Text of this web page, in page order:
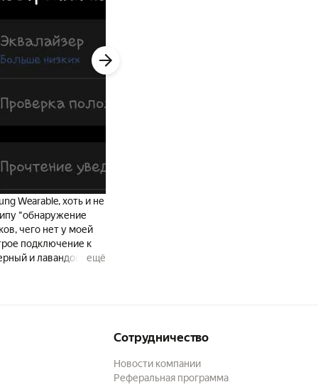
что
и тогда они
надо чаще
Wearable, хоть и не
"обнаружение
чего нет у моей
подключение к
белый, черный и лавандовый.
а на другом к
смена режима
тапов на
ещё
Сотрудничество
Новости компании
Реферальная программа